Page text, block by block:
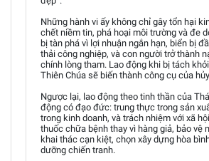
Những hành vi ấy không chỉ gây tổn hại
chết niềm tin, phá hoại môi trường và đe
bị tàn phá vì lợi nhuận ngắn hạn, biển bị
thải công nghiệp, và con người trở thành
chính lòng tham. Lao động khi bị tách
Thiên Chúa sẽ biến thành công cụ của
Ngược lại, lao động theo tinh thần của
động có đạo đức: trung thực trong sản
trong kinh doanh, và trách nhiệm với xã
thuốc chữa bệnh thay vì hàng giả, bảo vệ
khai thác cạn kiệt, chọn xây dựng hòa
dưỡng chiến tranh.